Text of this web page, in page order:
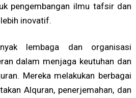
pengembangan ilmu tafsir dan
inovatif.
lembaga dan organisasi
dalam menjaga keutuhan dan
Mereka melakukan berbagai
Alquran, penerjemahan, dan